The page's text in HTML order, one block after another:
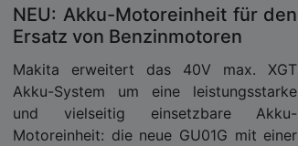
NEU: Akku-Motoreinheit für den
Ersatz von Benzinmotoren
Makita erweitert das 40V max. XGT
Akku-System um eine leistungsstarke
und vielseitig einsetzbare Akku-
Motoreinheit: die neue GU01G mit einer